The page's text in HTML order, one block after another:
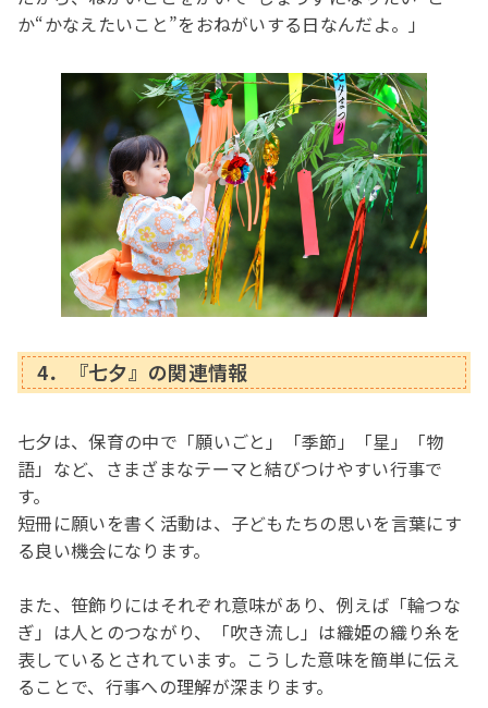
か“かなえたいこと”をおねがいする日なんだよ。」
4．『七夕』の関連情報
七夕は、保育の中で「願いごと」「季節」「星」「物
語」など、さまざまなテーマと結びつけやすい行事で
す。
短冊に願いを書く活動は、子どもたちの思いを言葉にす
る良い機会になります。
また、笹飾りにはそれぞれ意味があり、例えば「輪つな
ぎ」は人とのつながり、「吹き流し」は織姫の織り糸を
表しているとされています。こうした意味を簡単に伝え
ることで、行事への理解が深まります。